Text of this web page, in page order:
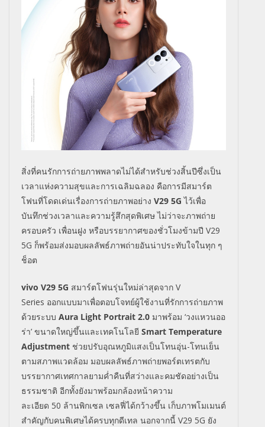
สิ่งที่คนรักการถ่ายภาพพลาดไม่ได้สำหรับช่วงสิ้นปีซึ่งเป็น
เวลาแห่งความสุขและการเฉลิมฉลอง คือการมีสมาร์ต
โฟนที่โดดเด่นเรื่องการถ่ายภาพอย่าง V29 5G ไว้เพื่อ
บันทึกช่วงเวลาและความรู้สึกสุดพิเศษ ไม่ว่าจะภาพถ่าย
ครอบครัว เพื่อนฝูง หรือบรรยากาศของชั่วโมงข้ามปี V29
5G ก็พร้อมส่งมอบผลลัพธ์ภาพถ่ายอันน่าประทับใจในทุก ๆ
ช็อต
vivo V29 5G สมาร์ตโฟนรุ่นใหม่ล่าสุดจาก V
Series ออกแบบมาเพื่อตอบโจทย์ผู้ใช้งานที่รักการถ่ายภาพ
ด้วยระบบ Aura Light Portrait 2.0 มาพร้อม ‘วงแหวนออ
ร่า’ ขนาดใหญ่ขึ้นและเทคโนโลยี Smart Temperature
Adjustment ช่วยปรับอุณหภูมิแสงเป็นโทนอุ่น-โทนเย็น
ตามสภาพแวดล้อม มอบผลลัพธ์ภาพถ่ายพอร์ตเทรตกับ
บรรยากาศเทศกาลยามค่ำคืนที่สว่างและคมชัดอย่างเป็น
ธรรมชาติ อีกทั้งยังมาพร้อมกล้องหน้าความ
ละเอียด 50 ล้านพิกเซล เซลฟี่ได้กว้างขึ้น เก็บภาพโมเมนต์
สำคัญกับคนพิเศษได้ครบทุกดีเทล นอกจากนี้ V29 5G ยัง